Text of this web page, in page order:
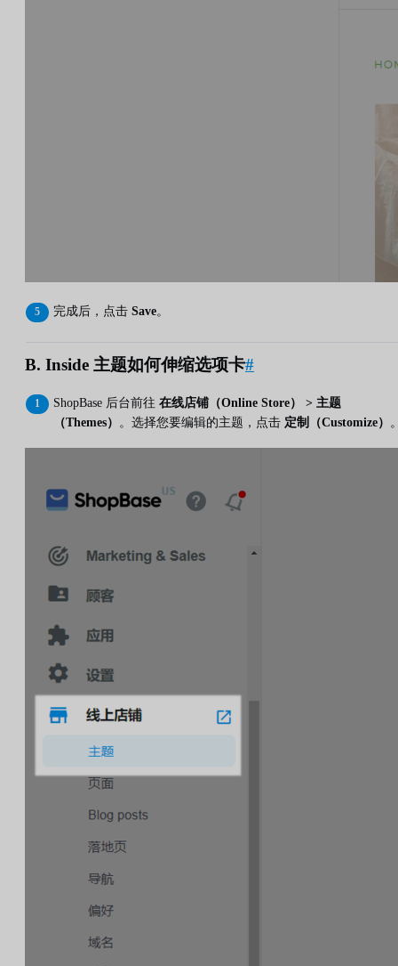
完成后，点击 Save。
B. Inside 主题如何伸缩选项卡#
ShopBase 后台前往 在线店铺（Online Store） > 主题
（Themes）
。选择您要编辑的主题，点击 定制（Customize）